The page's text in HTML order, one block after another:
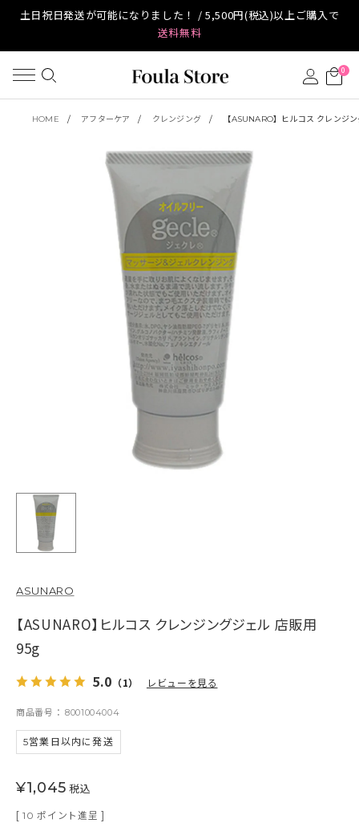
土日祝日発送が可能になりました！ / 5,500円(税込)以上ご購入で
送料無料
0
HOME アフターケア クレンジング 【ASUNARO】ヒルコス クレンジ
ASUNARO
【ASUNARO】ヒルコス クレンジングジェル 店販用
95g
5.0 （1） レビューを見る
商品番号 8001004004
5営業日以内に発送
¥1,045 税込
[ 10 ポイント進呈 ]